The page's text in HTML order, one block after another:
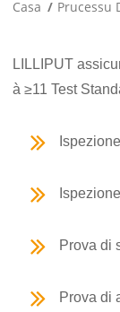
Casa Prucessu
LILLIPUT
à ≥11 Test
Prova di
Prova di